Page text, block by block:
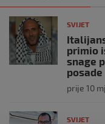
SVIJET
primio
snage
posade
prije 10
SVIJET